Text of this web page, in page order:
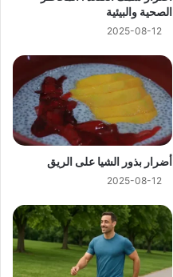
الصحية والبيئية
2025-08-12
أضرار بذور الشيا على الريق
2025-08-12